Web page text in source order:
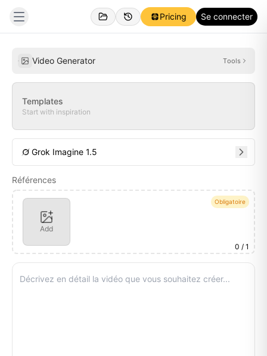
Pricing Se connecter
Video Generator Tools
Templates
Start with inspiration
Grok Imagine 1.5
Références
Obligatoire
Add
0 / 1